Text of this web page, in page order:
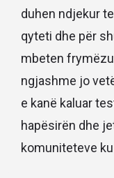
duhen ndjekur
qyteti dhe për
mbeten
ngjashme jo
e kanë kaluar
hapësirën dhe
komuniteteve